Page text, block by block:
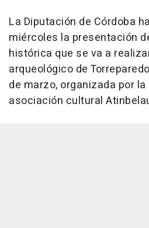
La Diputación de Córdoba
miércoles la presentación
histórica que se va a
arqueológico de
de marzo, organizada por
asociación cultural